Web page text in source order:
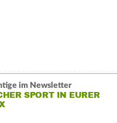
im Newsletter
SPORT IN EURER